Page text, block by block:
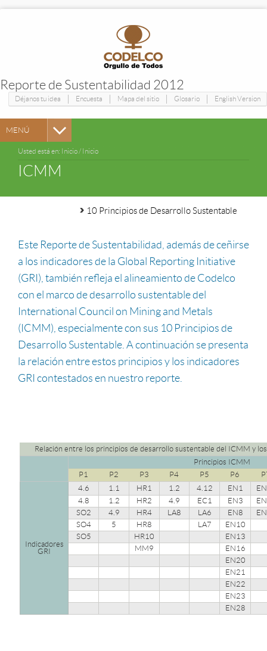
Reporte de Sustentabilidad 2012
Déjanos tu idea Encuesta Mapa del sitio Glosario English Version
MENÚ
Usted está en: Inicio/ Inicio
ICMM
10 Principios de Desarrollo Sustentable
Este Reporte de Sustentabilidad, además de ceñirse
a los indicadores de la Global Reporting Initiative
(GRI), también refleja el alineamiento de Codelco
con el marco de desarrollo sustentable del
International Council on Mining and Metals
(ICMM), especialmente con sus 10 Principios de
Desarrollo Sustentable. A continuación se presenta
la relación entre estos principios y los indicadores
GRI contestados en nuestro reporte.
Relación entre los principios de desarrollo sustentable del ICMM y
Principios ICMM
P1
P2 P3 P4 P5 P6
Indicadores
GRI
4.6 1.1 HR1 1.2 4.12 EN1
4.8
1.2 HR2 4.9 EC1 EN3
SO2
4.9 HR4 LA8 LA6 EN8
SO4
5 HR8 LA7
EN10
SO5
HR10
EN13
MM9
EN16
EN20
EN21
EN22
EN23
EN28